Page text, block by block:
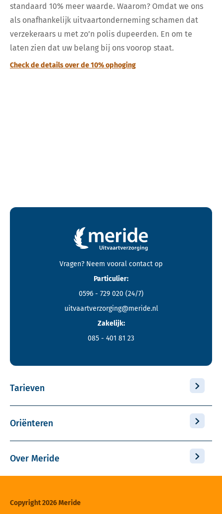
standaard 10% meer waarde. Waarom? Omdat we ons
als onafhankelijk uitvaartonderneming schamen dat
verzekeraars u met zo’n polis dupeerden. En om te
laten zien dat uw belang bij ons voorop staat.
Check de details over de 10% ophoging
Contactgegevens en footer menu van Meride
Vragen? Neem vooral contact op
Particulier:
0596 - 729 020 (24/7)
uitvaartverzorging@meride.nl
Zakelijk:
085 - 401 81 23
Tarieven
Oriënteren
Over Meride
Copyright 2026 Meride